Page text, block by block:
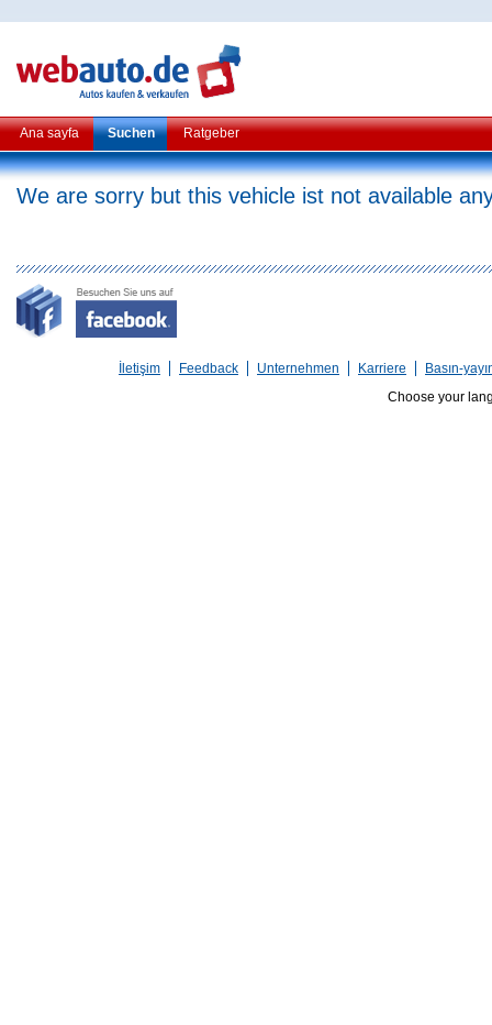
Ana sayfa Suchen Ratgeber
We are sorry but this vehicle ist not available
İletişim Feedback Unternehmen Karriere
Basın-
Choose your